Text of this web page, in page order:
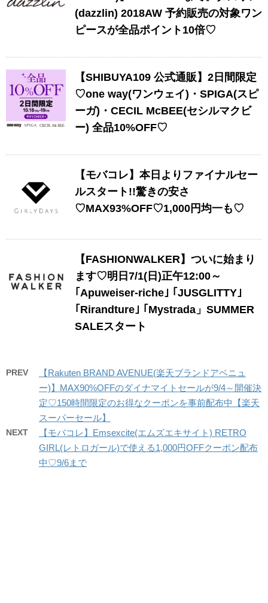
(dazzlin) 2018AW 予約販売の対象ワン
ピースが全品ポイント10倍♡
【SHIBUYA109 公式通販】2日間限定
♡one way(ワンウェイ)・SPIGA(スピ
ーガ)・CECIL McBEE(セシルマクビ
ー) 全品10%OFF♡
【モバコレ】本日よりファイナルセー
ルスタート!!驚きの安さ
♡MAX93%OFF♡1,000円均一も♡
【FASHIONWALKER】ついに始まり
ます♡明日7/1(日)正午12:00～
｢Apuweiser-riche｣ ｢JUSGLITTY｣
｢Rirandture｣ ｢Mystrada」SUMMER
SALEスタート
PREV
【Rakuten BRAND AVENUE(楽天ブランドアベニュ
ー)】MAX90%OFFのダイナマイトセールが9/4～開催決
定♡150時間限定のお得なクーポンを事前配布中【楽天
スーパーセール】
NEXT
【モバコレ】Emsexcite(エムズエキサイト) RETRO
GIRL(レトロガール)で使える1,000円OFFクーポン配布
中♡9/6まで